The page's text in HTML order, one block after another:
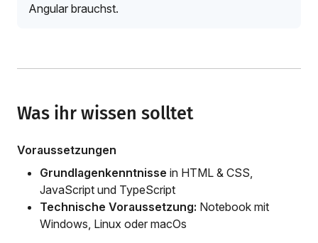
Angular brauchst.
Was ihr wissen solltet
Voraussetzungen
Grundlagenkenntnisse in HTML & CSS,
JavaScript und TypeScript
Technische Voraussetzung: Notebook mit
Windows, Linux oder macOs